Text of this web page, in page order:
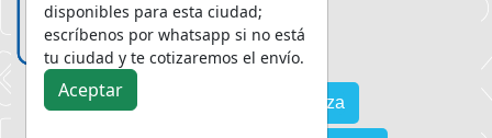
Asesoría en limpieza
disponibles para esta ciudad;
escríbenos por whatsapp si no está
tu ciudad y te cotizaremos el envío.
Aceptar